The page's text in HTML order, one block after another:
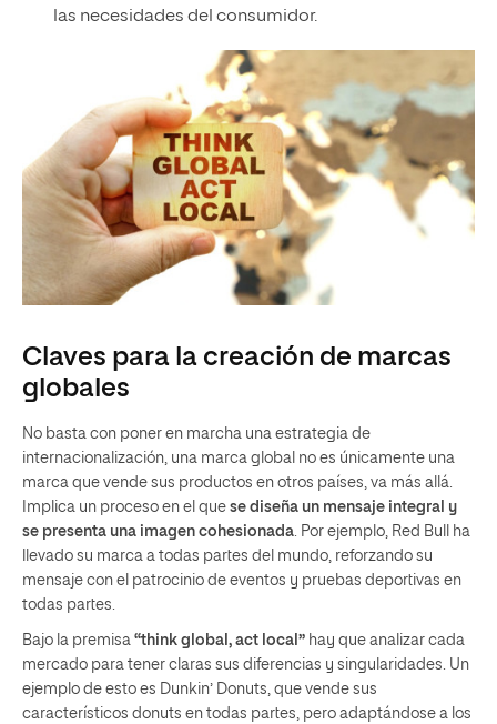
las necesidades del consumidor.
Claves para la creación de marcas
globales
No basta con poner en marcha una estrategia de
internacionalización, una marca global no es únicamente una
marca que vende sus productos en otros países, va más allá.
Implica un proceso en el que se diseña un mensaje integral y
se presenta una imagen cohesionada . Por ejemplo, Red Bull ha
llevado su marca a todas partes del mundo, reforzando su
mensaje con el patrocinio de eventos y pruebas deportivas en
todas partes.
Bajo la premisa “think global, act local” hay que analizar cada
mercado para tener claras sus diferencias y singularidades. Un
ejemplo de esto es Dunkin’ Donuts, que vende sus
característicos donuts en todas partes, pero adaptándose a los